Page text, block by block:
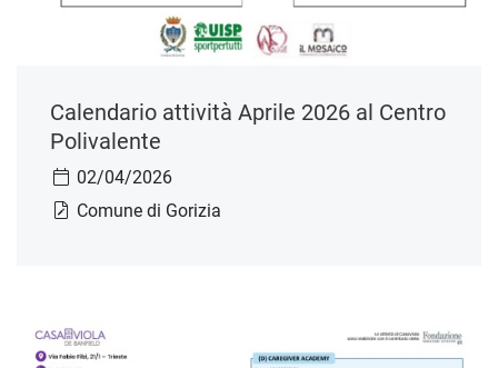
Calendario attività Aprile 2026 al Centro
Polivalente
02/04/2026
Comune di Gorizia